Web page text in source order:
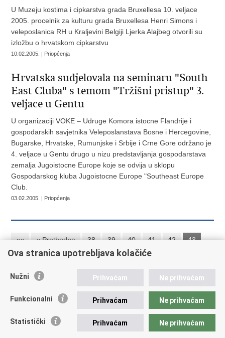
U Muzeju kostima i cipkarstva grada Bruxellesa 10. veljace
2005. procelnik za kulturu grada Bruxellesa Henri Simons i
veleposlanica RH u Kraljevini Belgiji Ljerka Alajbeg otvorili su
izložbu o hrvatskom cipkarstvu
10.02.2005. | Priopćenja
Hrvatska sudjelovala na seminaru "South
East Cluba" s temom "Tržišni pristup" 3.
veljace u Gentu
U organizaciji VOKE – Udruge Komora istocne Flandrije i
gospodarskih savjetnika Veleposlanstava Bosne i Hercegovine,
Bugarske, Hrvatske, Rumunjske i Srbije i Crne Gore održano je
4. veljace u Gentu drugo u nizu predstavljanja gospodarstava
zemalja Jugoistocne Europe koje se odvija u sklopu
Gospodarskog kluba Jugoistocne Europe "Southeast Europe
Club.
03.02.2005. | Priopćenja
«« « Prethodna 38 39 40 41 42
43
44
45 46 Sljedeća »
Republika Hrvatska
Trg N.Š. Zrinskog 7-8, 10000 Zagreb
Ova stranica upotrebljava kolačiće
Nužni Prihvaćam Ne prihvaćam
Funkcionalni Prihvaćam Ne prihvaćam
Statistički Prihvaćam Ne prihvaćam